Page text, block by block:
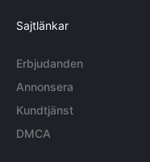
Sajtlänkar
Erbjudanden
Annonsera
Kundtjänst
DMCA